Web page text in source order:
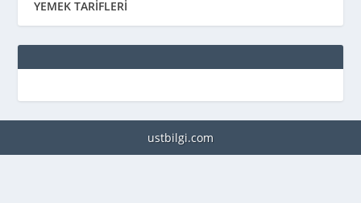
YEMEK TARİFLERİ
ustbilgi.com